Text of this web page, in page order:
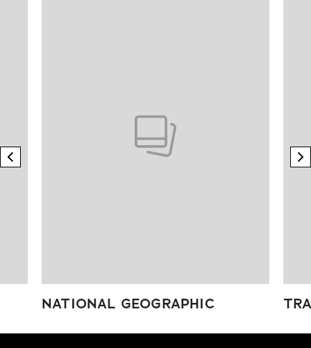
previous element
NATIONAL GEOGRAPHIC